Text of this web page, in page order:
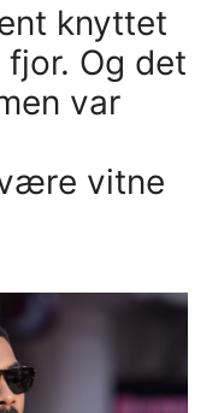
knyttet
Og det
var
vitne